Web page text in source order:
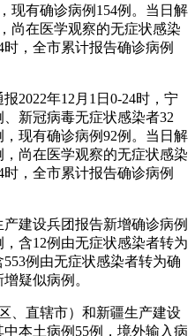
现有确诊病例154例。当日解
尚在医学观察的无症状感染
时，全市累计报告确诊病例
2022年12月1日0-24时，宁
新冠病毒无症状感染者32
现有确诊病例92例。当日解
尚在医学观察的无症状感染
时，全市累计报告确诊病例
建设兵团报告新增确诊病例
含12例由无症状感染者转为
例由无症状感染者转为确
疑似病例。
、直辖市）和新疆生产建设
本土病例55例，境外输入病